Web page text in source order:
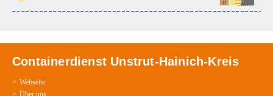
Containerdienst Unstrut-Hainich-Kreis
Webseite
Über uns